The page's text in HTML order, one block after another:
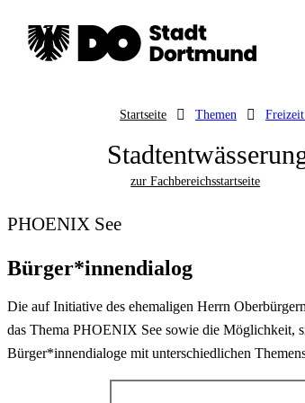
Startseite Themen
zur Fachbereichsstartseite
PHOENIX See
Bürger*innendialog
Die auf Initiative des ehemaligen Herrn
das Thema PHOENIX See sowie die Möglichkeit,
Bürger*innendialoge mit unterschiedlichen